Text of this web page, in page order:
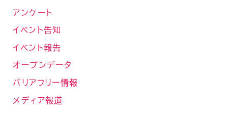
アンケート
イベント告知
イベント報告
オープンデータ
バリアフリー情報
メディア報道